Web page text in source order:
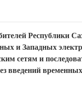
Республики
и Западных
сетям и
введений